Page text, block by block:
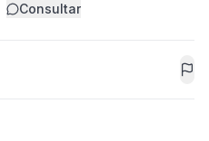
Consultar